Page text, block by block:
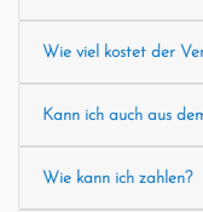
Wie viel kostet der
Kann ich auch aus
Wie kann ich zahlen?